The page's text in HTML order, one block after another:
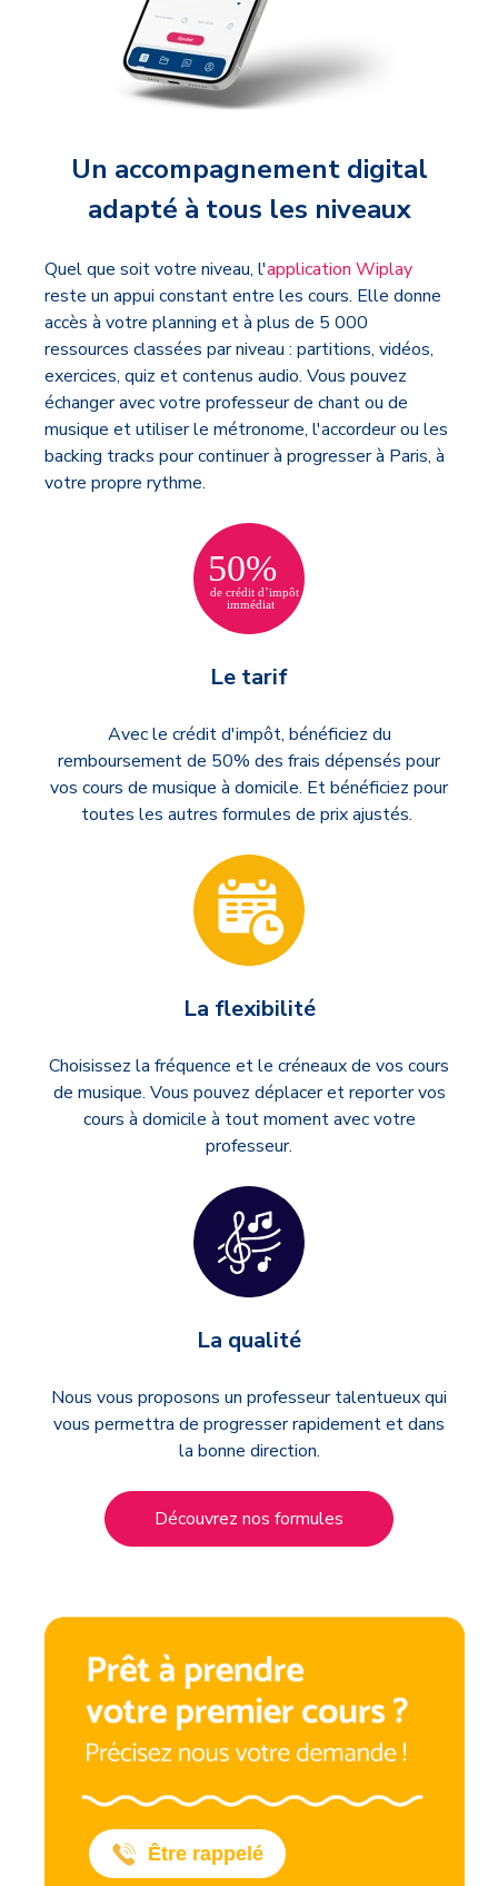
Un accompagnement digital
adapté à tous les niveaux
Quel que soit votre niveau, l'application Wiplay
reste un appui constant entre les cours. Elle donne
accès à votre planning et à plus de 5 000
ressources classées par niveau : partitions, vidéos,
exercices, quiz et contenus audio. Vous pouvez
échanger avec votre professeur de chant ou de
musique et utiliser le métronome, l'accordeur ou les
backing tracks pour continuer à progresser à Paris, à
votre propre rythme.
Le tarif
Avec le crédit d'impôt, bénéficiez du
remboursement de 50% des frais dépensés pour
vos cours de musique à domicile. Et bénéficiez pour
toutes les autres formules de prix ajustés.
La flexibilité
Choisissez la fréquence et le créneaux de vos cours
de musique. Vous pouvez déplacer et reporter vos
cours à domicile à tout moment avec votre
professeur.
La qualité
Nous vous proposons un professeur talentueux qui
vous permettra de progresser rapidement et dans
la bonne direction.
Découvrez nos formules
Être rappelé